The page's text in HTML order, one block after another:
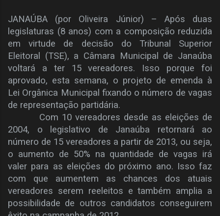
JANAÚBA (por Oliveira Júnior) – Após duas
legislaturas (8 anos) com a composição reduzida
em virtude de decisão do Tribunal Superior
Eleitoral (TSE), a Câmara Municipal de Janaúba
voltará a ter 15 vereadores. Isso porque foi
aprovado, esta semana, o projeto de emenda à
Lei Orgânica Municipal fixando o número de vagas
de representação partidária.
Com 10 vereadores desde as eleições de
2004, o legislativo de Janaúba retornará ao
número de 15 vereadores a partir de 2013, ou seja,
o aumento de 50% na quantidade de vagas irá
valer para as eleições do próximo ano. Isso faz
com que aumentem as chances dos atuais
vereadores serem reeleitos e também amplia a
possibilidade de outros candidatos conseguirem